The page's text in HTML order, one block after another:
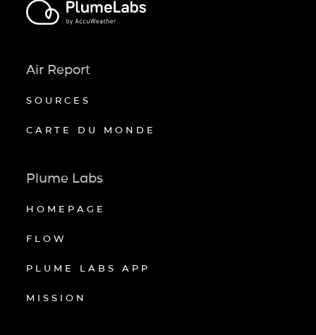
Air Report
SOURCES
CARTE DU MONDE
Plume Labs
HOMEPAGE
FLOW
PLUME LABS APP
MISSION